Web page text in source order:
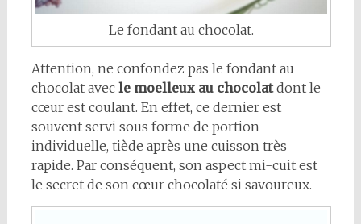
Le fondant au chocolat.
Attention, ne confondez pas le fondant au
chocolat avec le moelleux au chocolatdont le
cœur est coulant. En effet, ce dernier est
souvent servi sous forme de portion
individuelle, tiède après une cuisson très
rapide. Par conséquent, son aspect mi-cuit est
le secret de son cœur chocolaté si savoureux.